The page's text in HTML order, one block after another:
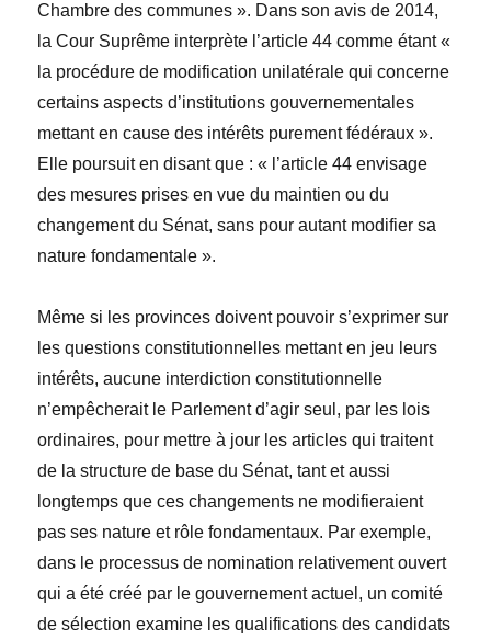
Chambre des communes ». Dans son avis de 2014,
la Cour Suprême interprète l’article 44 comme étant «
la procédure de modification unilatérale qui concerne
certains aspects d’institutions gouvernementales
mettant en cause des intérêts purement fédéraux ».
Elle poursuit en disant que : « l’article 44 envisage
des mesures prises en vue du maintien ou du
changement du Sénat, sans pour autant modifier sa
nature fondamentale ».
Même si les provinces doivent pouvoir s’exprimer sur
les questions constitutionnelles mettant en jeu leurs
intérêts, aucune interdiction constitutionnelle
n’empêcherait le Parlement d’agir seul, par les lois
ordinaires, pour mettre à jour les articles qui traitent
de la structure de base du Sénat, tant et aussi
longtemps que ces changements ne modifieraient
pas ses nature et rôle fondamentaux. Par exemple,
dans le processus de nomination relativement ouvert
qui a été créé par le gouvernement actuel, un comité
de sélection examine les qualifications des candidats